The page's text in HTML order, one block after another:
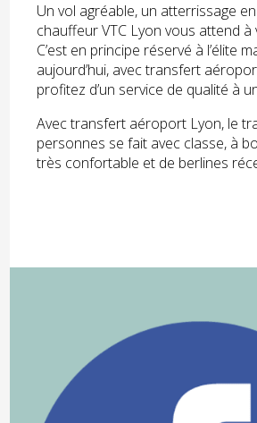
Un vol agréable, un atterrissage
chauffeur VTC Lyon vous attend à
C’est en principe réservé à l’élite
aujourd’hui, avec transfert
profitez d’un service de qualité à
Avec transfert aéroport Lyon, le
personnes se fait avec classe, à
très confortable et de berlines